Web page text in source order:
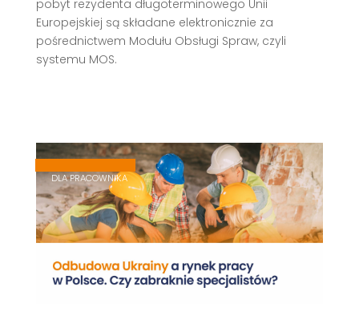
pobyt rezydenta długoterminowego Unii
Europejskiej są składane elektronicznie za
pośrednictwem Modułu Obsługi Spraw, czyli
systemu MOS.
DLA PRACOWNIKA